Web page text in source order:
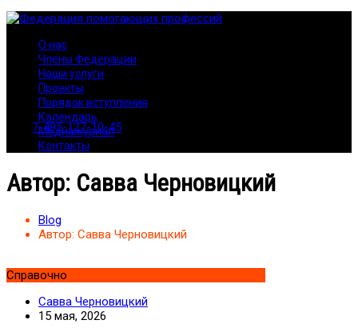
7-495-127-10-45
О нас
Члены Федерации
Наши услуги
Проекты
Порядок вступления
Календарь
Медиажурнал
Контакты
Автор: Савва Черновицкий
Blog
Автор: Савва Черновицкий
Справочно
Савва Черновицкий
15 мая, 2026